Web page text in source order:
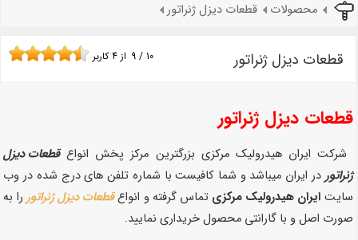
محصولات قطعات دیزل ژنراتور
قطعات دیزل ژنراتور 9 / 10 از 4کاربر
قطعات دیزل ژنراتور
شرکت ایران هیدرولیک مرکزی بزرگترین مرکز پخش انواعقطعات دیزل
ژنراتوردر ایران میباشد و شما کافیست با شماره تلفن های درج شده در وب
سایت ایران هیدرولیک مرکزی تماس گرفته و انواعقطعات دیزل ژنراتوررا به
صورت اصل و با گارانتی محصول خریداری نمایید.